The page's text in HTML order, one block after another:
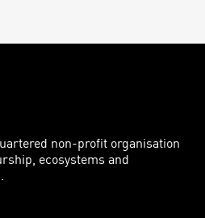
non-profit organisation
ecosystems and